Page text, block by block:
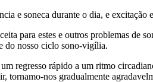
e soneca durante o dia, e excitação
para estes e outros problemas de
do nosso ciclo sono-vigília.
regresso rápido a um ritmo
tornamo-nos gradualmente